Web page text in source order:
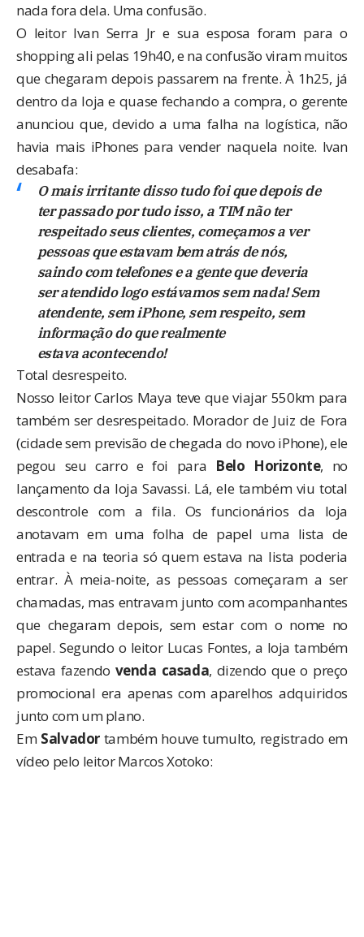
nada fora dela. Uma confusão.
O leitor Ivan Serra Jr e sua esposa foram para o
shopping ali pelas 19h40, e na confusão viram muitos
que chegaram depois passarem na frente. À 1h25, já
dentro da loja e quase fechando a compra, o gerente
anunciou que, devido a uma falha na logística, não
havia mais iPhones para vender naquela noite. Ivan
desabafa:
O mais irritante disso tudo foi que depois de
ter passado por tudo isso, a TIM não ter
respeitado seus clientes, começamos a ver
pessoas que estavam bem atrás de nós,
saindo com telefones e a gente que deveria
ser atendido logo estávamos sem nada! Sem
atendente, sem iPhone, sem respeito, sem
informação do que realmente
estava acontecendo!
Total desrespeito.
Nosso leitor Carlos Maya teve que viajar 550km para
também ser desrespeitado. Morador de Juiz de Fora
(cidade sem previsão de chegada do novo iPhone), ele
pegou seu carro e foi para Belo Horizonte, no
lançamento da loja Savassi. Lá, ele também viu total
descontrole com a fila. Os funcionários da loja
anotavam em uma folha de papel uma lista de
entrada e na teoria só quem estava na lista poderia
entrar. À meia-noite, as pessoas começaram a ser
chamadas, mas entravam junto com acompanhantes
que chegaram depois, sem estar com o nome no
papel. Segundo o leitor Lucas Fontes, a loja também
estava fazendo venda casada, dizendo que o preço
promocional era apenas com aparelhos adquiridos
junto com um plano.
Em Salvadortambém houve tumulto, registrado em
vídeo pelo leitor Marcos Xotoko: